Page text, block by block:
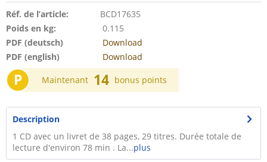
Réf. de l’article:
BCD17635
Poids en kg:
0.115
PDF (deutsch)
Download
PDF (english)
Download
P Maintenant 14 bonus points
Description
1 CD avec un livret de 38 pages, 29 titres. Durée totale de
lecture d'environ 78 min . La...plus